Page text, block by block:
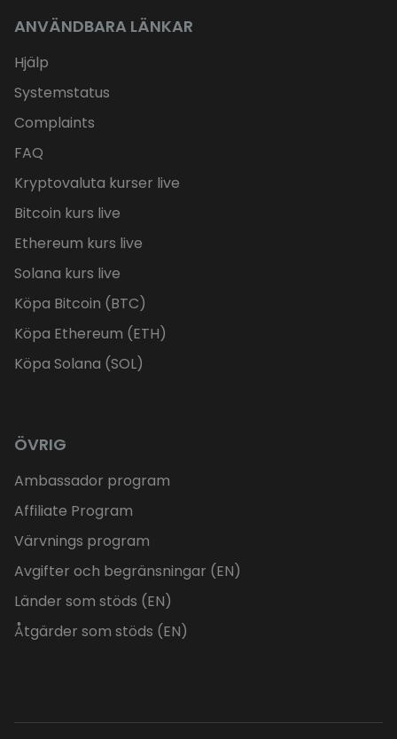
ANVÄNDBARA LÄNKAR
Hjälp
Systemstatus
Complaints
FAQ
Kryptovaluta kurser live
Bitcoin kurs live
Ethereum kurs live
Solana kurs live
Köpa Bitcoin (BTC)
Köpa Ethereum (ETH)
Köpa Solana (SOL)
ÖVRIG
Ambassador program
Affiliate Program
Värvnings program
Avgifter och begränsningar (EN)
Länder som stöds (EN)
Åtgärder som stöds (EN)